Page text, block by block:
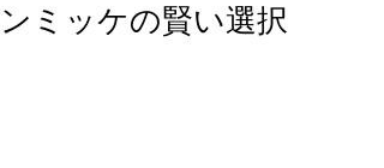
ンミッケの賢い選択